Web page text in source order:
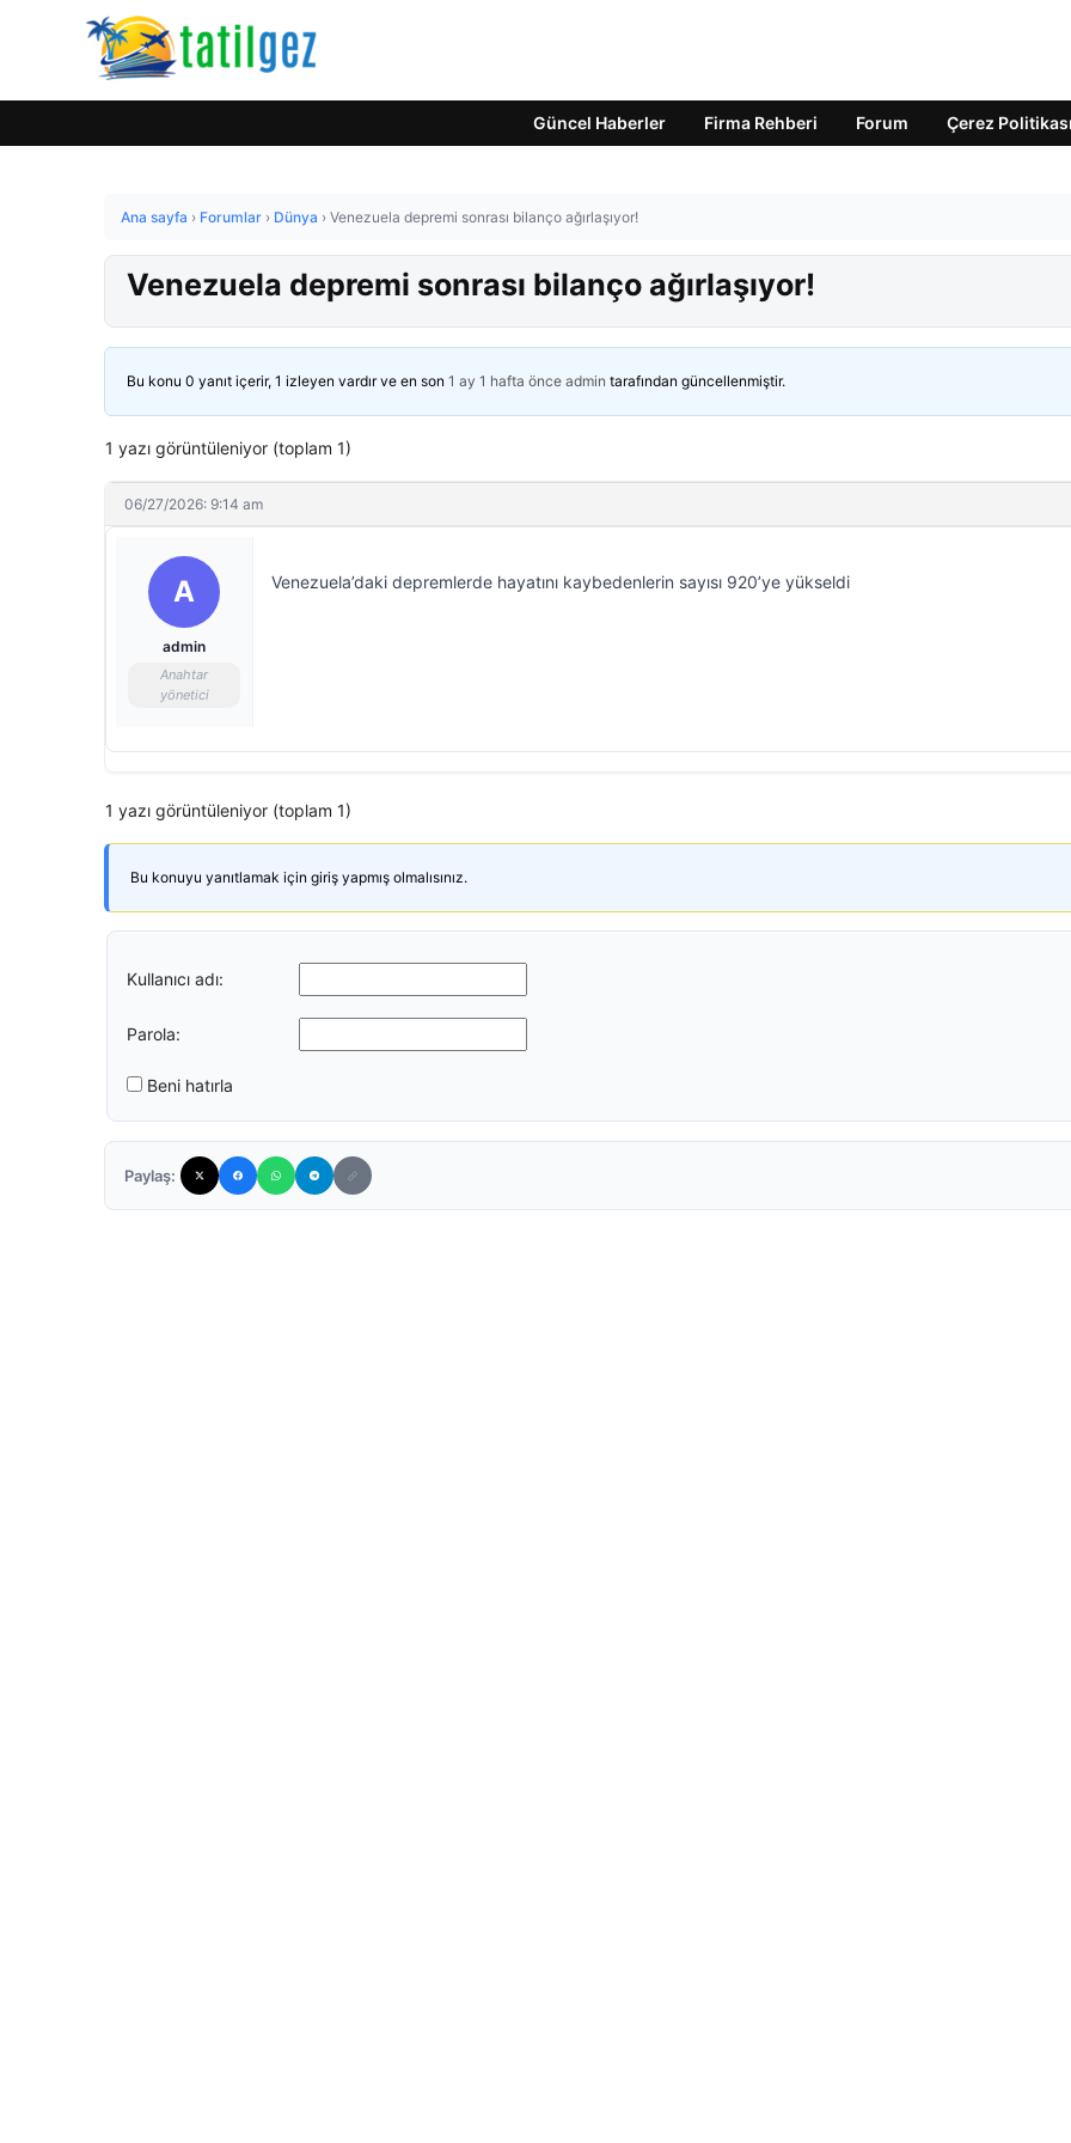
Güncel Haberler Firma Rehberi Forum Çerez Politikası
Ana sayfa › Forumlar › Dünya › Venezuela depremi sonrası bilanço ağırlaşıyor!
Venezuela depremi sonrası bilanço ağırlaşıyor!
Bu konu 0 yanıt içerir, 1 izleyen vardır ve en son 1 ay 1 hafta önce admin tarafından güncellenmiştir.
1 yazı görüntüleniyor (toplam 1)
06/27/2026: 9:14 am
A
admin
Anahtar
yönetici
Venezuela’daki depremlerde hayatını kaybedenlerin sayısı 920’ye yükseldi
1 yazı görüntüleniyor (toplam 1)
Bu konuyu yanıtlamak için giriş yapmış olmalısınız.
Kullanıcı adı:
Parola:
Beni hatırla
Paylaş: